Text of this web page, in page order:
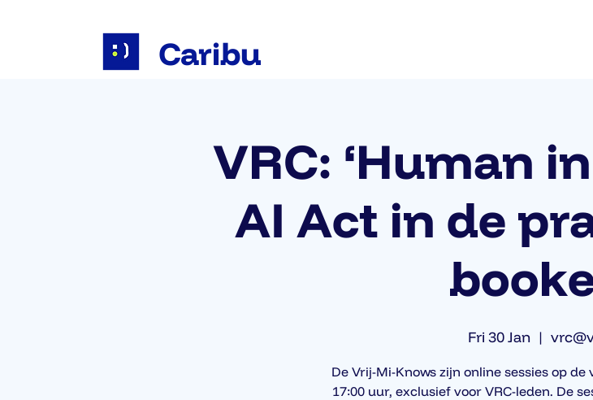
Caribu
VRC: ‘Human
AI Act in de
Fri 30 Jan
  |
De Vrij-Mi-Knows zijn online sessies op
17:00 uur, exclusief voor VRC-leden. De